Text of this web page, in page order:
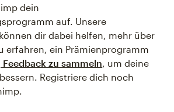
dein
auf. Unsere
dir dabei helfen, mehr über
erfahren, ein Prämienprogramm
Feedback zu sammeln , um deine
Registriere dich noch